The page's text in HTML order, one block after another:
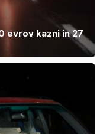
evrov kazni in 27